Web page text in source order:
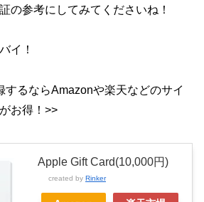
の参考にしてみてくださいね！
イ！
するならAmazonや楽天などのサイ
お得！>>
Apple Gift Card(10,000円)
created by Rinker